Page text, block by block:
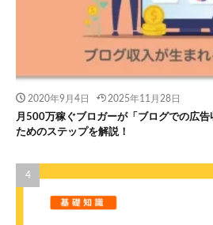
2020年9月4日 2025年11月28日
月500万稼ぐブロガーが「ブログでの広
ためのステップを解説！